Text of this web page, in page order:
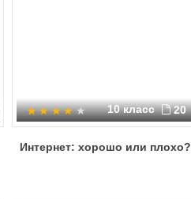
10 класс 20
Интернет: хорошо или плохо?